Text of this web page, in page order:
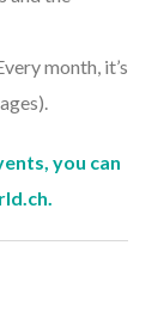
month, it’s
you can